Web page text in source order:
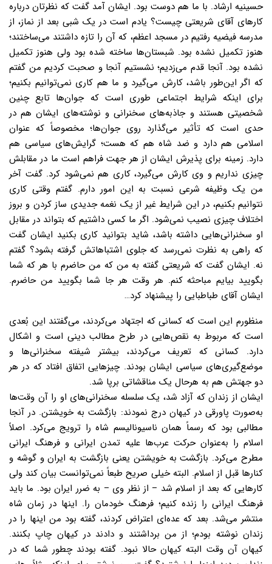
حسینیه ارشاد. با ما هم دوست بود. ایشان آمد گفت که نظرتان درباره
کارهای آقای شریعتی چیست؟ یادم است در یک شبی بعد از نماز، از
مدرسه فیضیه رفتیم در مسجد اعظم، که آن را تازه داشتند می‌ساختند؛
هنوز تکمیل نشده بود. شبستان‌ها ساخته شده بود ولی هنوز تکمیل
نشده بود. آنجا قدم می‌زدیم؛ نشستیم آنجا و صحبت کردیم من گفتم
که اگر این‌طور باشد، کارش می‌گیرد و ما هم کاری نمی‌توانیم بکنیم؛
برای اینکه شرایط اجتماعی طوری است که جوان‌ها تابع چنین
شخصیتی هستند و جاذبه‌های سخنرانی و نوشته‌های ایشان هم در
حدی است که تأثیر می‌گذارد روی جوان‌ها؛ مخصوصاً که عنوان
اسلامی هم دارد و ضد شاه هم که هست؛ گرایش‌های سیاسی هم
دارد. زمینه برای پذیرش ایشان از هر جهت فراهم است ما در مقابلش
چیزی نداریم و وی کارش می‌گیرد، کاری هم نمی‌شود کرد. گفت آخر
من یک وظیفه شرعی نسبت به این امور دارم. گفتم وقتی کاری
نتوانیم بکنیم، در این شرایط غیر از یک نغمه جدیدی ساز کردن و بروز
اختلاف چیزی نصیب نمی‌شود. اگر ما کسی داشتیم که بتواند در مقابل
او سخنرانی‌هایی داشته باشد، شاید بتوانید کاری بکنید ایشان گفت
که راهی به نظرت نمی‌رسد که جلوی اشتباهاتش گرفته بشود؟ گفتم
نه. ایشان گفت که شریعتی گفته به من که من حاضرم با هر که شما
بگویید بیایم مباحثه کنم. هر وقت هر جا شما بگویید من حاضرم.
ایشان آقای طباطبایی را پیشنهاد کرد…
منظورم این است که کسانی که اجتهاد می‌کردند، می‌گفتند این بُعدی
است که مربوط به نقص‌هایی در طرح مطالب دینی است و اشکال
دارد. کسانی که تعریف می‌کردند، بیشتر شیفته سخنرانی‌ها و
موضع‌گیری‌های سیاسی ایشان بودند. چیزهایی اتفاق افتاد که در هر
دو جهتش هم به هرحال یک مناقشاتی برپا شد.
ایشان از زندان که آزاد شد، یک سلسله سخنرانی‌های او را آن وقت‌ها
به‌صورت پاورقی در کیهان درج نمودند: بازگشت به خویشتن. در آنجا
مطالبی بود که رسماً همان ناسیونالیسم شاه را ترویج می‌کرد. اصلاً
اسلام را به‌عنوان حرکت عرب‌ها علیه تمدن ایرانی و فرهنگ ایرانی
مطرح می‌کرد. بازگشت به خویشتن یعنی بازگشت به ایران و گوشه و
کنارها قبل از اسلام. البته خیلی صریح طبعاً نمی‌توانست بیان کند ولی
کارهایی که بعد از اسلام شد – از نظر وی – به ضرر ایران بود. ما باید
فرهنگ ایرانی را زنده کنیم؛ فرهنگ خودمان را. اینها در زمان شاه
منتشر می‌شد. بعد که عده‌ای اعتراض کردند، گفته بود من اینها را در
زندان نوشته بودم؛ از من برداشتند و دادند در کیهان چاپ بکنند.
کیهان آن وقت البته کیهان حالا نبود. گفته بودند چطور شما که در